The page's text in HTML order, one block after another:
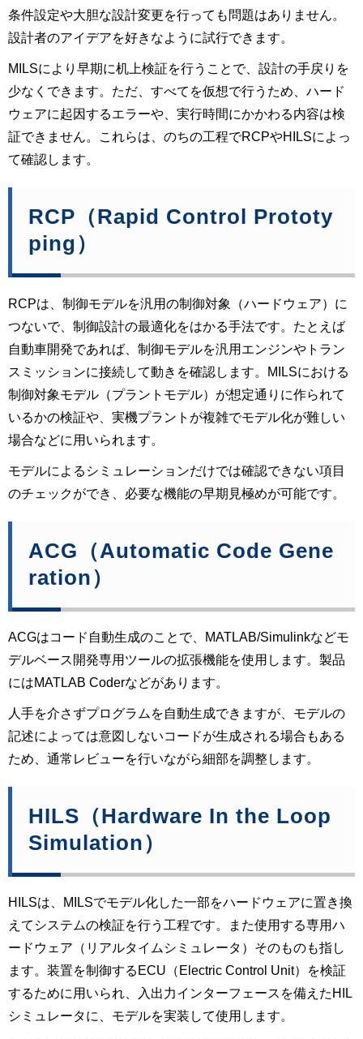
条件設定や大胆な設計変更を行っても問題はありません。
設計者のアイデアを好きなように試行できます。
MILSにより早期に机上検証を行うことで、設計の手戻りを
少なくできます。ただ、すべてを仮想で行うため、ハード
ウェアに起因するエラーや、実行時間にかかわる内容は検
証できません。これらは、のちの工程でRCPやHILSによっ
て確認します。
RCP（Rapid Control Prototy
ping）
RCPは、制御モデルを汎用の制御対象（ハードウェア）に
つないで、制御設計の最適化をはかる手法です。たとえば
自動車開発であれば、制御モデルを汎用エンジンやトラン
スミッションに接続して動きを確認します。MILSにおける
制御対象モデル（プラントモデル）が想定通りに作られて
いるかの検証や、実機プラントが複雑でモデル化が難しい
場合などに用いられます。
モデルによるシミュレーションだけでは確認できない項目
のチェックができ、必要な機能の早期見極めが可能です。
ACG（Automatic Code Gene
ration）
ACGはコード自動生成のことで、MATLAB/Simulinkなどモ
デルベース開発専用ツールの拡張機能を使用します。製品
にはMATLAB Coderなどがあります。
人手を介さずプログラムを自動生成できますが、モデルの
記述によっては意図しないコードが生成される場合もある
ため、通常レビューを行いながら細部を調整します。
HILS（Hardware In the Loop
Simulation）
HILSは、MILSでモデル化した一部をハードウェアに置き換
えてシステムの検証を行う工程です。また使用する専用ハ
ードウェア（リアルタイムシミュレータ）そのものも指し
ます。装置を制御するECU（Electric Control Unit）を検証
するために用いられ、入出力インターフェースを備えたHIL
シミュレータに、モデルを実装して使用します。